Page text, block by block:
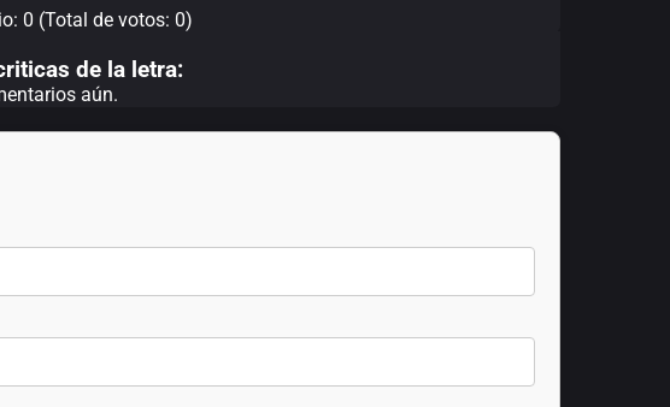
0 (Total de votos: 0)
de la letra:
aún.